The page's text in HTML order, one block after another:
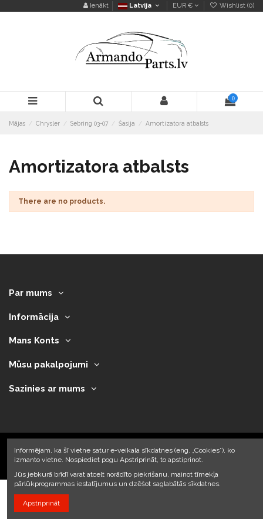
Ienākt Latvija EUR € Wishlist (0)
0
Mājas Chrysler Sebring 03-07 Šasija Amortizatora atbalsts
Amortizatora atbalsts
There are no products.
Par mums
Informācija
Mans Konts
Mūsu pakalpojumi
Sazinies ar mums
2023 © Armando Auto SIA
Informējam, ka šī vietne satur e-veikala sīkdatnes (eng. „Cookies”), ko
izmanto vietne. Nospiediet pogu Apstriprināt, to apstiprinot.
Jūs jebkurā brīdī varat atcelt norādīto piekrišanu, mainot tīmekļa
pārlūkprogrammas iestatījumus un dzēšot saglabātās sīkdatnes.
Apstriprināt